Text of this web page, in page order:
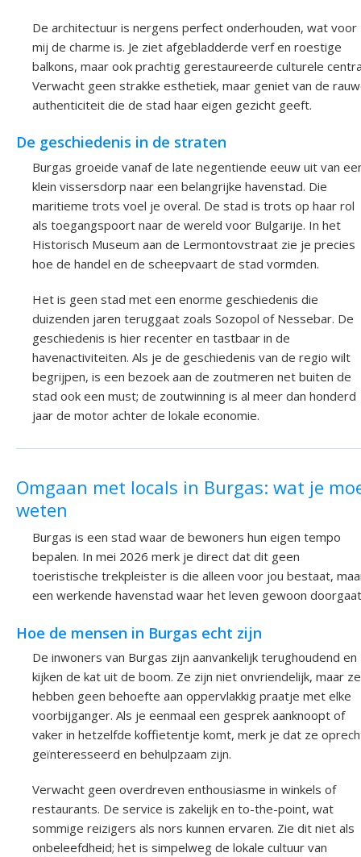
De architectuur is nergens perfect onderhouden, wat voor
mij de charme is. Je ziet afgebladderde verf en roestige
balkons, maar ook prachtig gerestaureerde culturele
Verwacht geen strakke esthetiek, maar geniet van de
authenticiteit die de stad haar eigen gezicht geeft.
De geschiedenis in de straten
Burgas groeide vanaf de late negentiende eeuw uit van
klein vissersdorp naar een belangrijke havenstad. Die
maritieme trots voel je overal. De stad is trots op haar rol
als toegangspoort naar de wereld voor Bulgarije. In het
Historisch Museum aan de Lermontovstraat zie je precies
hoe de handel en de scheepvaart de stad vormden.
Het is geen stad met een enorme geschiedenis die
duizenden jaren teruggaat zoals Sozopol of Nessebar. De
geschiedenis is hier recenter en tastbaar in de
havenactiviteiten. Als je de geschiedenis van de regio wilt
begrijpen, is een bezoek aan de zoutmeren net buiten de
stad ook een must; de zoutwinning is al meer dan honderd
jaar de motor achter de lokale economie.
Omgaan met locals in Burgas: wat je
weten
Burgas is een stad waar de bewoners hun eigen tempo
bepalen. In mei 2026 merk je direct dat dit geen
toeristische trekpleister is die alleen voor jou bestaat,
een werkende havenstad waar het leven gewoon
Hoe de mensen in Burgas echt zijn
De inwoners van Burgas zijn aanvankelijk terughoudend en
kijken de kat uit de boom. Ze zijn niet onvriendelijk, maar ze
hebben geen behoefte aan oppervlakkig praatje met elke
voorbijganger. Als je eenmaal een gesprek aanknoopt of
vaker in hetzelfde koffietentje komt, merk je dat ze
geïnteresseerd en behulpzaam zijn.
Verwacht geen overdreven enthousiasme in winkels of
restaurants. De service is zakelijk en to-the-point, wat
sommige reizigers als nors kunnen ervaren. Zie dit niet als
onbeleefdheid; het is simpelweg de lokale cultuur van